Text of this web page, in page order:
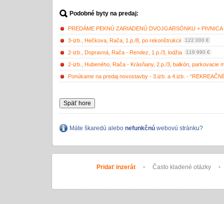
Podobné byty na predaj:
PREDÁME PEKNÚ ZARIADENÚ DVOJGARSÓNKU +
3-izb., Hečkova, Rača, 1.p./8, po rekonštrukcii
122 000 €
2-izb., Dopravná, Rača - Rendez, 1.p./3, lodžia 119 990 €
2-izb., Hubeného, Rača - Krásňany, 2.p./3, balkón, parkovacie
Ponúkame na predaj novostavby - 3.izb. a 4.izb. -
Späť hore
Máte škaredú alebo nefunkčnú webovú stránku?
Pridať inzerát • Často kladené otázky •